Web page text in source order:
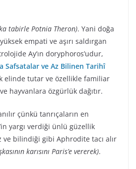
tabirle Potnia Theron). Yani doğa
empati ve aşırı saldırgan
Ay’ın doryphoros’udur,
Safsatalar ve Az Bilinen Tarihî
elinde tutar ve özellikle familiar
hayvanlara özgürlük dağıtır.
çünkü tanrıçaların en
yargı verdiği ünlü güzellik
ve bilindiği gibi Aphrodite tacı alır
karısını Paris’e vererek).